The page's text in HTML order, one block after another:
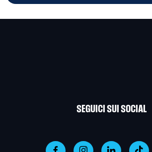
SEGUICI SUI SOCIAL